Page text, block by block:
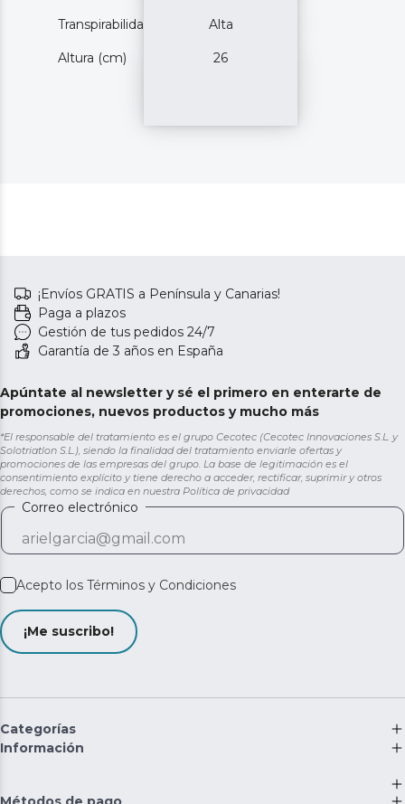
Transpirabilidad Alta
Altura (cm) 26
¡Envíos GRATIS a Península y Canarias!
Paga a plazos
Gestión de tus pedidos 24/7
Garantía de 3 años en España
Apúntate al newsletter y sé el primero en enterarte de
promociones, nuevos productos y mucho más
*El responsable del tratamiento es el grupo Cecotec (Cecotec Innovaciones S.L. y
Solotriatlon S.L.), siendo la finalidad del tratamiento enviarle ofertas y
promociones de las empresas del grupo. La base de legitimación es el
consentimiento explícito y tiene derecho a acceder, rectificar, suprimir y otros
derechos, como se indica en nuestra Política de privacidad
Correo electrónico
Acepto los Términos y Condiciones
¡Me suscribo!
Categorías
Información